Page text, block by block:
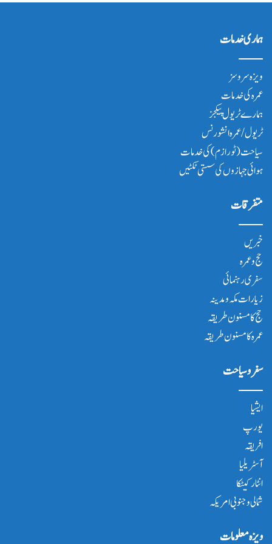
ہماری خدمات
ویزہ سروسز
عمرہ کی خدمات
ہمارے ٹریول پیکجز
ٹریول/عمرہ انشورنس
سیاحت(ٹورازم) کی خدمات
ہوائی جہازوں کی سستی ٹکٹیں
متفرقات
خبریں
حج و عمرہ
سفری رہنمائی
زیارات مکہ و مدینہ
حج کا مسنون طریقہ
عمرہ کا مسنون طریقہ
سفر و سیاحت
ایشیا
یورپ
افریقہ
آسٹریلیا
انٹار کیٹکا
شمالی و جنوبی امریکہ
ویزہ معلومات